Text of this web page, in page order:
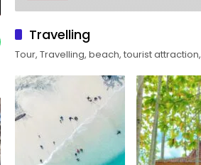
Travelling
Tour, Travelling, beach, tourist attraction,